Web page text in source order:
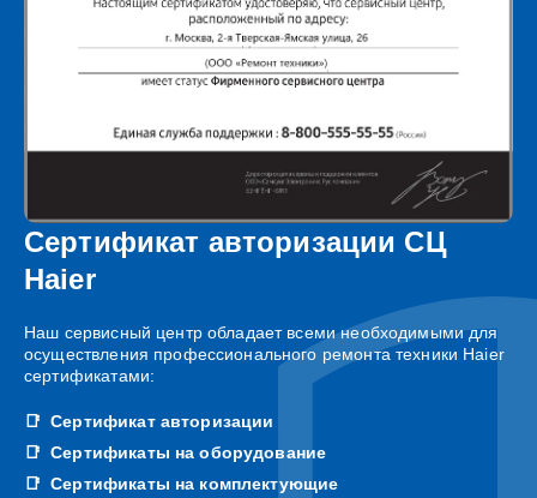
Сертификат авторизации СЦ
Haier
Наш сервисный центр обладает всеми необходимыми для
осуществления профессионального ремонта техники Haier
сертификатами:
Сертификат авторизации
Сертификаты на оборудование
Сертификаты на комплектующие